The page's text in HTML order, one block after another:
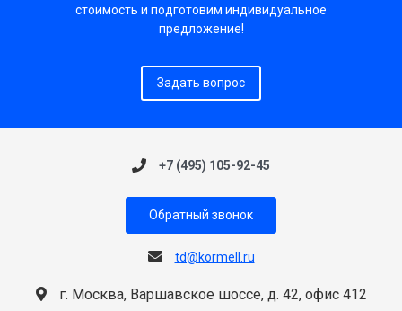
стоимость и подготовим индивидуальное
предложение!
Задать вопрос
+7 (495) 105-92-45
Обратный звонок
td@kormell.ru
г. Москва, Варшавское шоссе, д. 42, офис 412